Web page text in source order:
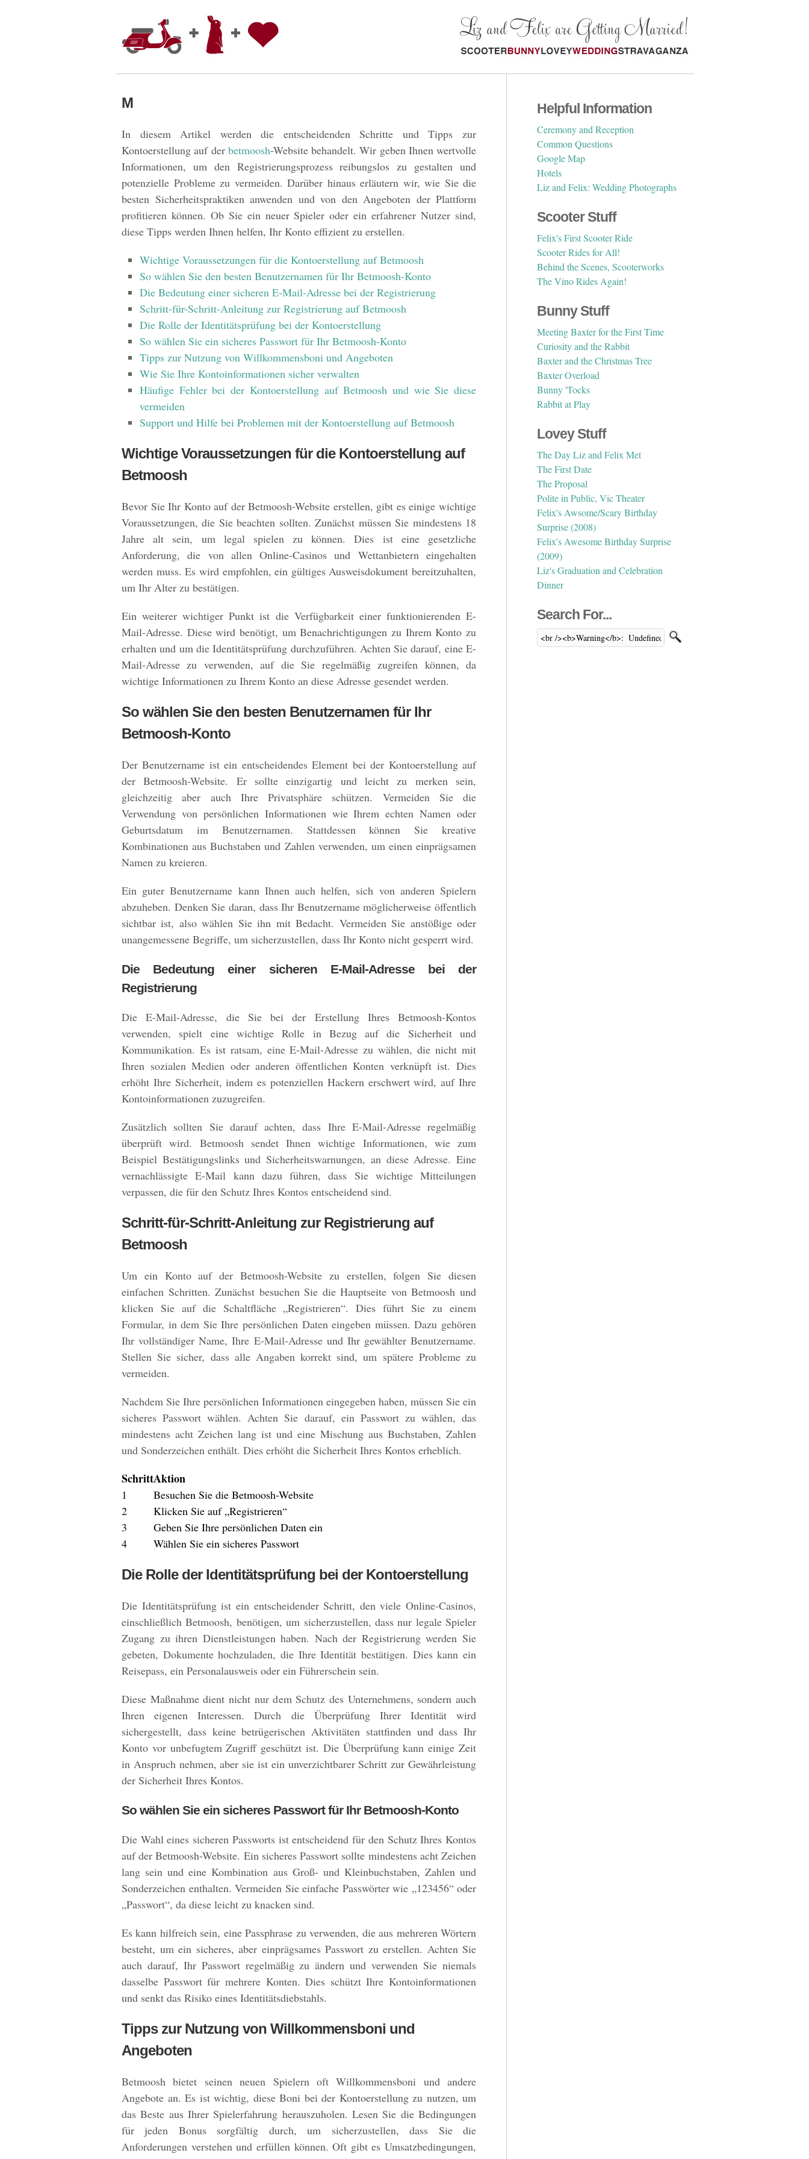
M
In diesem Artikel werden die entscheidenden Schritte und Tipps zur
Kontoerstellung auf der betmoosh-Website behandelt. Wir geben Ihnen wertvolle
Informationen, um den Registrierungsprozess reibungslos zu gestalten und
potenzielle Probleme zu vermeiden. Darüber hinaus erläutern wir, wie Sie die
besten Sicherheitspraktiken anwenden und von den Angeboten der Plattform
profitieren können. Ob Sie ein neuer Spieler oder ein erfahrener Nutzer sind,
diese Tipps werden Ihnen helfen, Ihr Konto effizient zu erstellen.
Wichtige Voraussetzungen für die Kontoerstellung auf Betmoosh
So wählen Sie den besten Benutzernamen für Ihr Betmoosh-Konto
Die Bedeutung einer sicheren E-Mail-Adresse bei der Registrierung
Schritt-für-Schritt-Anleitung zur Registrierung auf Betmoosh
Die Rolle der Identitätsprüfung bei der Kontoerstellung
So wählen Sie ein sicheres Passwort für Ihr Betmoosh-Konto
Tipps zur Nutzung von Willkommensboni und Angeboten
Wie Sie Ihre Kontoinformationen sicher verwalten
Häufige Fehler bei der Kontoerstellung auf Betmoosh und wie Sie diese
vermeiden
Support und Hilfe bei Problemen mit der Kontoerstellung auf Betmoosh
Wichtige Voraussetzungen für die Kontoerstellung auf
Betmoosh
Bevor Sie Ihr Konto auf der Betmoosh-Website erstellen, gibt es einige wichtige
Voraussetzungen, die Sie beachten sollten. Zunächst müssen Sie mindestens 18
Jahre alt sein, um legal spielen zu können. Dies ist eine gesetzliche
Anforderung, die von allen Online-Casinos und Wettanbietern eingehalten
werden muss. Es wird empfohlen, ein gültiges Ausweisdokument bereitzuhalten,
um Ihr Alter zu bestätigen.
Ein weiterer wichtiger Punkt ist die Verfügbarkeit einer funktionierenden E-
Mail-Adresse. Diese wird benötigt, um Benachrichtigungen zu Ihrem Konto zu
erhalten und um die Identitätsprüfung durchzuführen. Achten Sie darauf, eine E-
Mail-Adresse zu verwenden, auf die Sie regelmäßig zugreifen können, da
wichtige Informationen zu Ihrem Konto an diese Adresse gesendet werden.
So wählen Sie den besten Benutzernamen für Ihr
Betmoosh-Konto
Der Benutzername ist ein entscheidendes Element bei der Kontoerstellung auf
der Betmoosh-Website. Er sollte einzigartig und leicht zu merken sein,
gleichzeitig aber auch Ihre Privatsphäre schützen. Vermeiden Sie die
Verwendung von persönlichen Informationen wie Ihrem echten Namen oder
Geburtsdatum im Benutzernamen. Stattdessen können Sie kreative
Kombinationen aus Buchstaben und Zahlen verwenden, um einen einprägsamen
Namen zu kreieren.
Ein guter Benutzername kann Ihnen auch helfen, sich von anderen Spielern
abzuheben. Denken Sie daran, dass Ihr Benutzername möglicherweise öffentlich
sichtbar ist, also wählen Sie ihn mit Bedacht. Vermeiden Sie anstößige oder
unangemessene Begriffe, um sicherzustellen, dass Ihr Konto nicht gesperrt wird.
Die Bedeutung einer sicheren E-Mail-Adresse bei der
Registrierung
Die E-Mail-Adresse, die Sie bei der Erstellung Ihres Betmoosh-Kontos
verwenden, spielt eine wichtige Rolle in Bezug auf die Sicherheit und
Kommunikation. Es ist ratsam, eine E-Mail-Adresse zu wählen, die nicht mit
Ihren sozialen Medien oder anderen öffentlichen Konten verknüpft ist. Dies
erhöht Ihre Sicherheit, indem es potenziellen Hackern erschwert wird, auf Ihre
Kontoinformationen zuzugreifen.
Zusätzlich sollten Sie darauf achten, dass Ihre E-Mail-Adresse regelmäßig
überprüft wird. Betmoosh sendet Ihnen wichtige Informationen, wie zum
Beispiel Bestätigungslinks und Sicherheitswarnungen, an diese Adresse. Eine
vernachlässigte E-Mail kann dazu führen, dass Sie wichtige Mitteilungen
verpassen, die für den Schutz Ihres Kontos entscheidend sind.
Schritt-für-Schritt-Anleitung zur Registrierung auf
Betmoosh
Um ein Konto auf der Betmoosh-Website zu erstellen, folgen Sie diesen
einfachen Schritten. Zunächst besuchen Sie die Hauptseite von Betmoosh und
klicken Sie auf die Schaltfläche „Registrieren“. Dies führt Sie zu einem
Formular, in dem Sie Ihre persönlichen Daten eingeben müssen. Dazu gehören
Ihr vollständiger Name, Ihre E-Mail-Adresse und Ihr gewählter Benutzername.
Stellen Sie sicher, dass alle Angaben korrekt sind, um spätere Probleme zu
vermeiden.
Nachdem Sie Ihre persönlichen Informationen eingegeben haben, müssen Sie ein
sicheres Passwort wählen. Achten Sie darauf, ein Passwort zu wählen, das
mindestens acht Zeichen lang ist und eine Mischung aus Buchstaben, Zahlen
und Sonderzeichen enthält. Dies erhöht die Sicherheit Ihres Kontos erheblich.
SchrittAktion
1
Besuchen Sie die Betmoosh-Website
2
Klicken Sie auf „Registrieren“
3
Geben Sie Ihre persönlichen Daten ein
4
Wählen Sie ein sicheres Passwort
Die Rolle der Identitätsprüfung bei der Kontoerstellung
Die Identitätsprüfung ist ein entscheidender Schritt, den viele Online-Casinos,
einschließlich Betmoosh, benötigen, um sicherzustellen, dass nur legale Spieler
Zugang zu ihren Dienstleistungen haben. Nach der Registrierung werden Sie
gebeten, Dokumente hochzuladen, die Ihre Identität bestätigen. Dies kann ein
Reisepass, ein Personalausweis oder ein Führerschein sein.
Diese Maßnahme dient nicht nur dem Schutz des Unternehmens, sondern auch
Ihren eigenen Interessen. Durch die Überprüfung Ihrer Identität wird
sichergestellt, dass keine betrügerischen Aktivitäten stattfinden und dass Ihr
Konto vor unbefugtem Zugriff geschützt ist. Die Überprüfung kann einige Zeit
in Anspruch nehmen, aber sie ist ein unverzichtbarer Schritt zur Gewährleistung
der Sicherheit Ihres Kontos.
So wählen Sie ein sicheres Passwort für Ihr Betmoosh-Konto
Die Wahl eines sicheren Passworts ist entscheidend für den Schutz Ihres Kontos
auf der Betmoosh-Website. Ein sicheres Passwort sollte mindestens acht Zeichen
lang sein und eine Kombination aus Groß- und Kleinbuchstaben, Zahlen und
Sonderzeichen enthalten. Vermeiden Sie einfache Passwörter wie „123456“ oder
„Passwort“, da diese leicht zu knacken sind.
Es kann hilfreich sein, eine Passphrase zu verwenden, die aus mehreren Wörtern
besteht, um ein sicheres, aber einprägsames Passwort zu erstellen. Achten Sie
auch darauf, Ihr Passwort regelmäßig zu ändern und verwenden Sie niemals
dasselbe Passwort für mehrere Konten. Dies schützt Ihre Kontoinformationen
und senkt das Risiko eines Identitätsdiebstahls.
Tipps zur Nutzung von Willkommensboni und
Angeboten
Betmoosh bietet seinen neuen Spielern oft Willkommensboni und andere
Angebote an. Es ist wichtig, diese Boni bei der Kontoerstellung zu nutzen, um
das Beste aus Ihrer Spielerfahrung herauszuholen. Lesen Sie die Bedingungen
für jeden Bonus sorgfältig durch, um sicherzustellen, dass Sie die
Anforderungen verstehen und erfüllen können. Oft gibt es Umsatzbedingungen,
Helpful Information
Ceremony and Reception
Common Questions
Google Map
Hotels
Liz and Felix: Wedding Photographs
Scooter Stuff
Felix's First Scooter Ride
Scooter Rides for All!
Behind the Scenes, Scooterworks
The Vino Rides Again!
Bunny Stuff
Meeting Baxter for the First Time
Curiosity and the Rabbit
Baxter and the Christmas Tree
Baxter Overload
Bunny 'Tocks
Rabbit at Play
Lovey Stuff
The Day Liz and Felix Met
The First Date
The Proposal
Polite in Public, Vic Theater
Felix's Awsome/Scary Birthday
Surprise (2008)
Felix's Awesome Birthday Surprise
(2009)
Liz's Graduation and Celebration
Dinner
Search For...